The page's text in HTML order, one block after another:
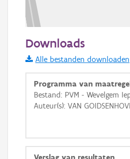
Informatie Vlaanderen
i
+ −
Downloads
Alle bestanden downloaden
Programma van
Bestand: PVM - Wevelgem
Auteur(s): VAN